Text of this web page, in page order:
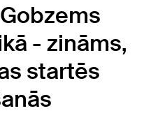
- zināms,
startēs